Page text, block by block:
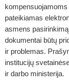
pateikiamas
asmens
dokumentai būtų
ir problemas.
institucijų
ir darbo ministerija.